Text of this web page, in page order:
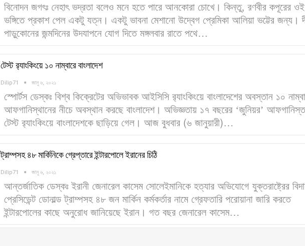
বিনোদন জগৎঃ নেহাৎ ভদ্রতা বলেও মনে হতে পারে আনকোরা চোখে। কিন্তু, রণবীর কপূরের ওই
ভঙ্গিতে প্রকাশ পেল একটু যত্ন। একটু ভাবনা মেশানো উদ্বেগ প্রেমিকা আলিয়া ভট্টের জন্য।
পাড়ুকোনের জন্মদিনের উদযাপনে যোগ দিতে মঙ্গলবার রাতে পথে…
টেস্ট র‍্যাংকিংয়ে ১০ নাম্বারে বাংলাদেশ
Dilip71 জানু ৬, ২০২১
স্পোর্টস ডেস্কঃ বিশ্ব কিক্রেটের অভিভাবক আইসিসি র‌্যাংকিংয়ে বাংলাদেশের অবস্তান ১০
আফগানিস্থানের নীচে অবস্থান করছে বাংলাদেশ। অভিজ্ঞতায় ১৭ বছরের ‘জুনিয়র’
টেস্ট র‍্যাংকিংয়ে বাংলাদেশকে ছাড়িয়ে গেল। আজ বুধবার (৬ জানুয়ারী)…
ট্রাম্পসহ ৪৮ মার্কিনিকে গ্রেপ্তারে ইন্টারপোলে ইরানের চিঠি
Dilip71 জানু ৬, ২০২১
আন্তর্জাতিক ডেস্কঃ ইরানী জেনারেল কাসেম সোলেইমানিকে হত্যার অভিযোগে যুক্তরাষ্ট্রের
প্রেসিডেন্ট ডোনাল্ড ট্রাম্পসহ ৪৮ জন মার্কিন কর্মকর্তার নামে গ্রেফতারি পরোয়ানা জারি করতে
ইন্টারপোলের কাছে অনুরোধ জানিয়েছে ইরান। গত বছর জেনারেল কাসেম…